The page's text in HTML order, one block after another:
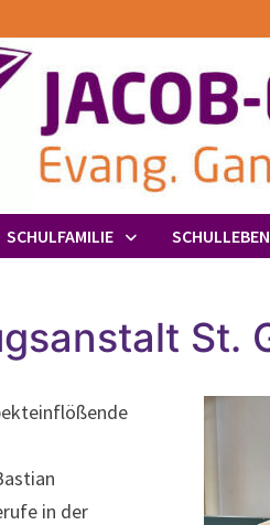
SCHULFAMILIE SCHULLEBEN
St.
in der